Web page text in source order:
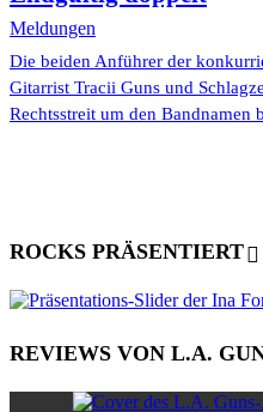
Meldungen
Die beiden Anführer der
Gitarrist Tracii Guns und
Rechtsstreit um den Bandnamen
ROCKS PRÄSENTIERT
REVIEWS VON L.A.